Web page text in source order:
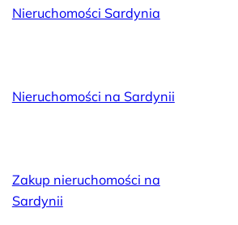
Nieruchomości Sardynia
Nieruchomości na Sardynii
Zakup nieruchomości na
Sardynii